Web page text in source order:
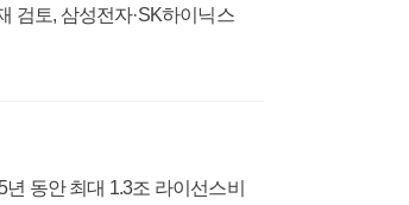
검토, 삼성전자·SK하이닉스
동안 최대 1.3조 라이선스비